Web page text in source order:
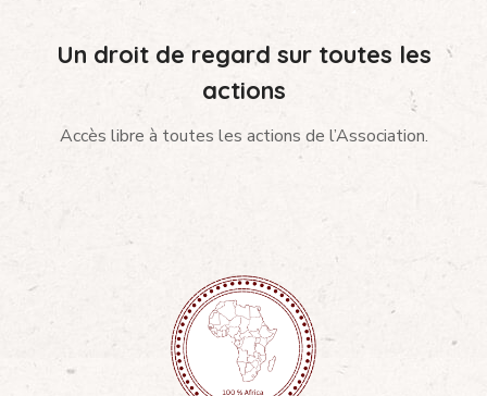
Un droit de regard sur toutes les
actions
Accès libre à toutes les actions de l’Association.